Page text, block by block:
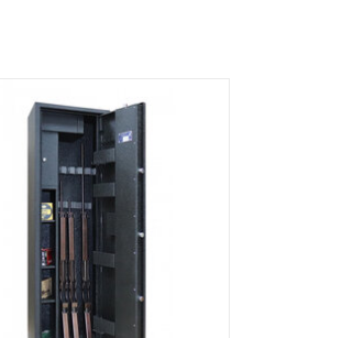
tot 1450 mm met sleutelslot,
beveiliging en praktische interne
– ideaal voor veilige
wapensopslag.
AAN WINKELWAGEN